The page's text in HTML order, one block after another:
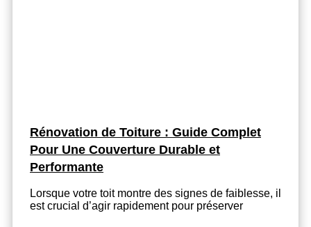
Rénovation de Toiture : Guide Complet
Pour Une Couverture Durable et
Performante
Lorsque votre toit montre des signes de faiblesse, il
est crucial d’agir rapidement pour préserver